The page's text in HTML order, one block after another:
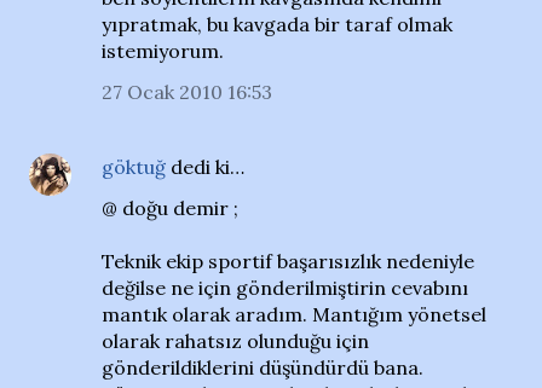
yıpratmak, bu kavgada bir taraf olmak
istemiyorum.
27 Ocak 2010 16:53
göktuğ dedi ki…
@ doğu demir ;
Teknik ekip sportif başarısızlık nedeniyle
değilse ne için gönderilmiştirin cevabını
mantık olarak aradım. Mantığım yönetsel
olarak rahatsız olunduğu için
gönderildiklerini düşündürdü bana.